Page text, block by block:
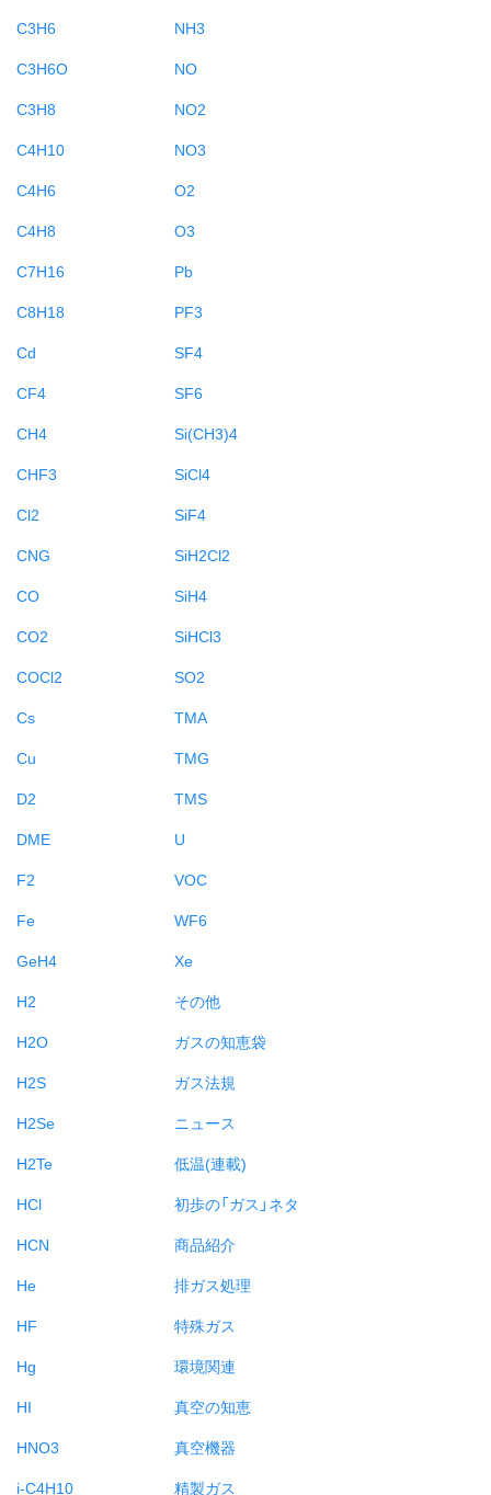
C3H6
C3H6O
C3H8
C4H10
C4H6
C4H8
C7H16
C8H18
Cd
CF4
CH4
CHF3
Cl2
CNG
CO
CO2
COCl2
Cs
Cu
D2
DME
F2
Fe
GeH4
H2
H2O
H2S
H2Se
H2Te
HCl
HCN
He
HF
Hg
HI
HNO3
i-C4H10
NH3
NO
NO2
NO3
O2
O3
Pb
PF3
SF4
SF6
Si(CH3)4
SiCl4
SiF4
SiH2Cl2
SiH4
SiHCl3
SO2
TMA
TMG
TMS
U
VOC
WF6
Xe
その他
ガスの知恵袋
ガス法規
ニュース
低温(連載)
初歩の「ガス」ネタ
商品紹介
排ガス処理
特殊ガス
環境関連
真空の知恵
真空機器
精製ガス